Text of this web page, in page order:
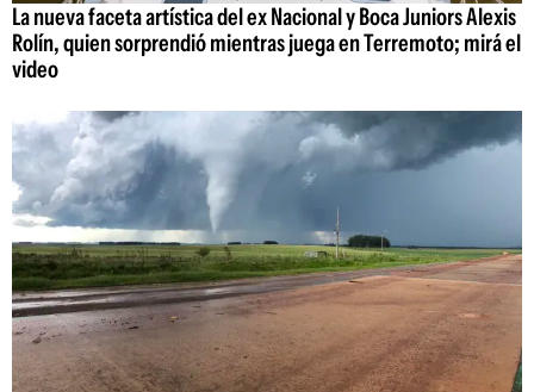
La nueva faceta artística del ex Nacional y Boca Juniors Alexis
Rolín, quien sorprendió mientras juega en Terremoto; mirá el
video